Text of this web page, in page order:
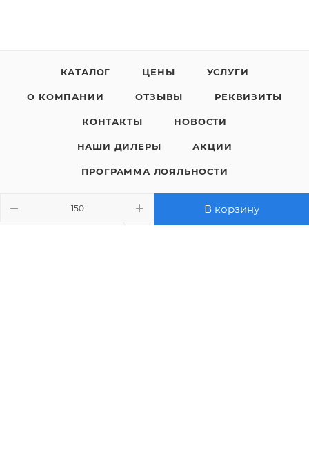
В корзину
КАТАЛОГ ЦЕНЫ УСЛУГИ
О КОМПАНИИ ОТЗЫВЫ РЕКВИЗИТЫ
КОНТАКТЫ НОВОСТИ
НАШИ ДИЛЕРЫ АКЦИИ
ПРОГРАММА ЛОЯЛЬНОСТИ